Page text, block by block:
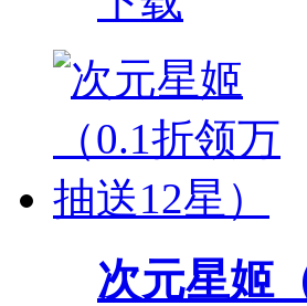
次元星姬